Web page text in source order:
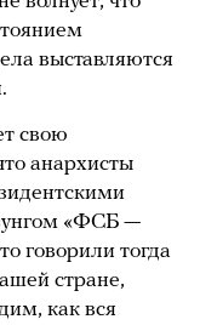
выставляются
свою
анархисты
«ФСБ —
говорили тогда
стране,
как вся